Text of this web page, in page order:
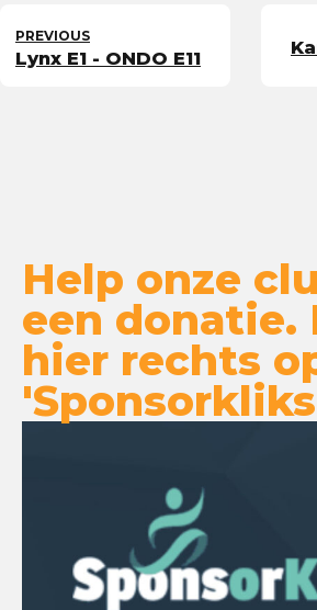
PREVIOUS
Lynx E1 - ONDO E11
Help onze
een donatie.
hier rechts